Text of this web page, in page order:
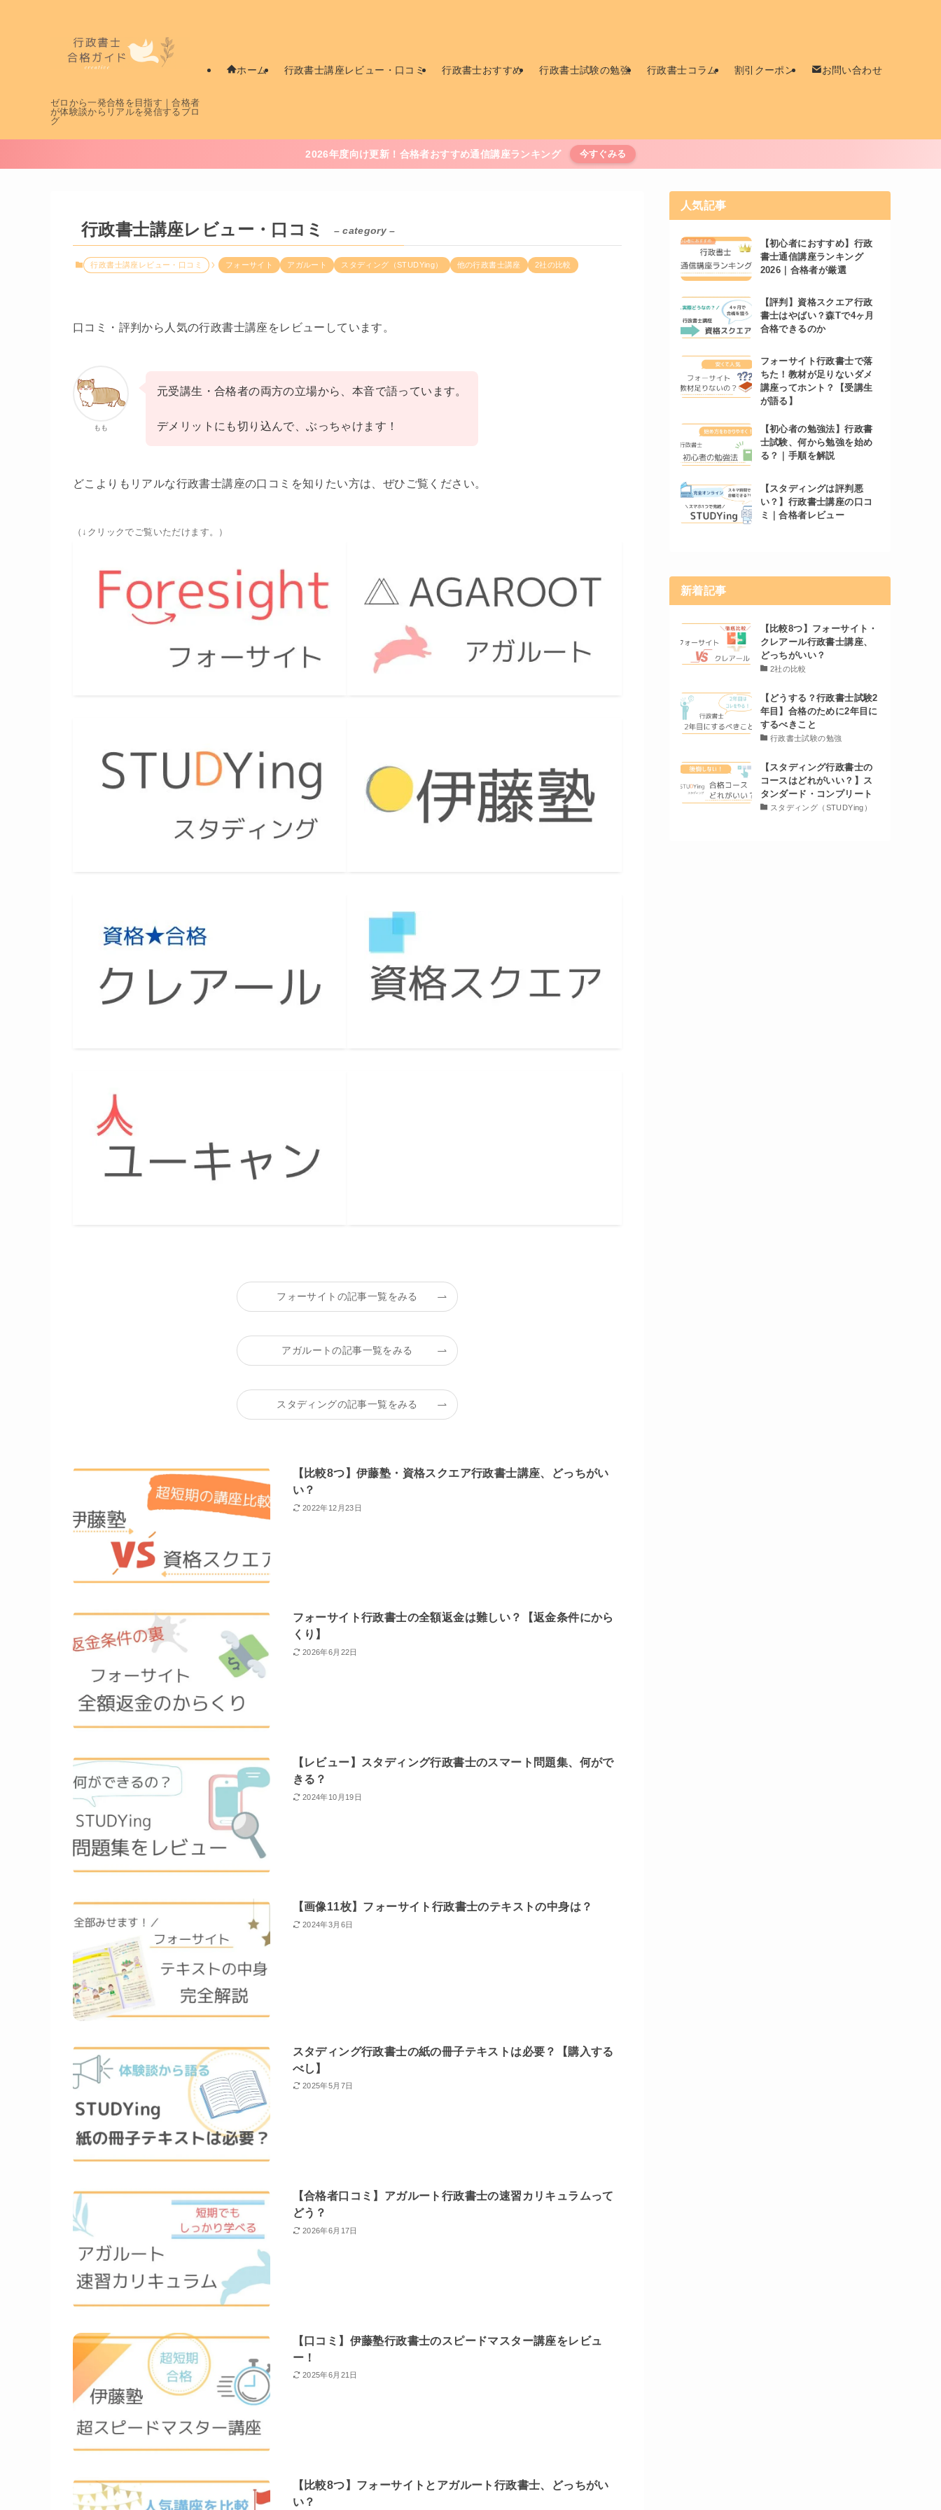
ゼロから一発合格を目指す｜合格者
が体験談からリアルを発信するブロ
グ
ホーム 行政書士講座レビュー・口コミ 行政書士おすすめ 行政書士試験の勉強 行政書士コラム 割引クーポン お問い合わせ
2026年度向け更新！合格者おすすめ通信講座ランキング 今すぐみる
行政書士講座レビュー・口コミ – category –
行政書士講座レビュー・口コミ フォーサイト アガルート スタディング（STUDYing） 他の行政書士講座 2社の比較
口コミ・評判から人気の行政書士講座をレビューしています。
もも
元受講生・合格者の両方の立場から、本音で語っています。
デメリットにも切り込んで、ぶっちゃけます！
どこよりもリアルな行政書士講座の口コミを知りたい方は、ぜひご覧ください。
（↓クリック でご覧いただけます。）
フォーサイトの記事一覧をみる
アガルートの記事一覧をみる
スタディングの記事一覧をみる
【比較8つ】伊藤塾・資格スクエア行政書士講座、どっちがい
い？
2022年12月23日
フォーサイト行政書士の全額返金は難しい？【返金条件にから
くり】
2026年6月22日
【レビュー】スタディング行政書士のスマート問題集、何がで
きる？
2024年10月19日
【画像11枚】フォーサイト行政書士のテキストの中身は？
2024年3月6日
スタディング行政書士の紙の冊子テキストは必要？【購入する
べし】
2025年5月7日
【合格者口コミ】アガルート行政書士の速習カリキュラムって
どう？
2026年6月17日
【口コミ】伊藤塾行政書士のスピードマスター講座をレビュ
ー！
2025年6月21日
【比較8つ】フォーサイトとアガルート行政書士、どっちがい
い？
人気記事
【初心者におすすめ】行政
書士通信講座ランキング
2026｜合格者が厳選
【評判】資格スクエア行政
書士はやばい？森Tで4ヶ月
合格できるのか
フォーサイト行政書士で落
ちた！教材が足りないダメ
講座ってホント？【受講生
が語る】
【初心者の勉強法】行政書
士試験、何から勉強を始め
る？｜手順を解説
【スタディングは評判悪
い？】行政書士講座の口コ
ミ｜合格者レビュー
新着記事
【比較8つ】フォーサイト・
クレアール行政書士講座、
どっちがいい？
2社の比較
【どうする？行政書士試験2
年目】合格のために2年目に
するべきこと
行政書士試験の勉強
【スタディング行政書士の
コースはどれがいい？】ス
タンダード・コンプリート
スタディング（STUDYing）